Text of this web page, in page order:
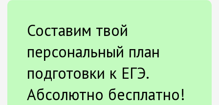
Составим твой
персональный план
подготовки к ЕГЭ.
Абсолютно бесплатно!